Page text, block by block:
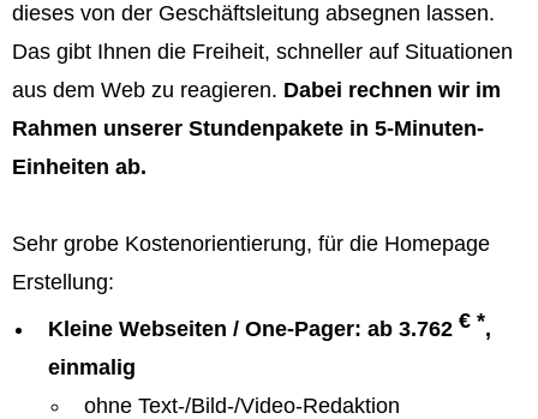
dieses von der Geschäftsleitung absegnen lassen.
Das gibt Ihnen die Freiheit, schneller auf Situationen
aus dem Web zu reagieren. Dabei rechnen wir im
Rahmen unserer Stundenpakete in 5-Minuten-
Einheiten ab.
Sehr grobe Kostenorientierung, für die Homepage
Erstellung:
Kleine Webseiten / One-Pager: ab 3.762 € *,
einmalig
ohne Text-/Bild-/Video-Redaktion